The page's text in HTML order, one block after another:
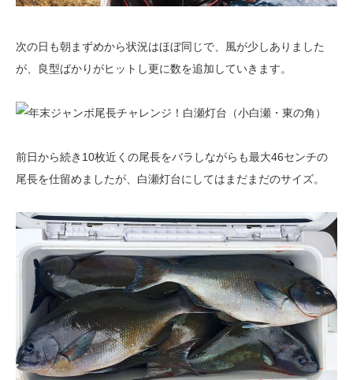
次の日も朝まずめから状況はほぼ同じで、風が少しありました
が、良型ばかりがヒットし更に数を追加していきます。
前日から続き10枚近くの尾長をバラしながらも最大46センチの
尾長を仕留めましたが、白瀬灯台にしてはまだまだのサイズ。